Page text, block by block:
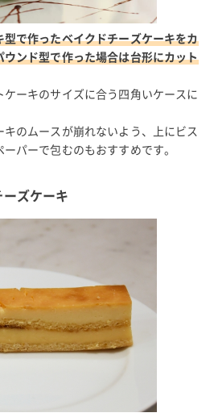
で作ったベイクドチーズケーキをカ
ンド型で作った場合は台形にカット
ーキのサイズに合う四角いケースに
のムースが崩れないよう、上にビス
パーで包むのもおすすめです。
ズケーキ